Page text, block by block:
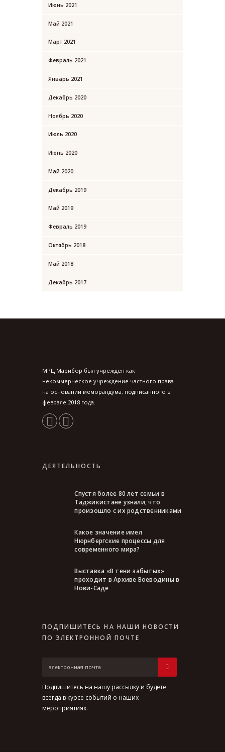
Июнь 2021
Май 2021
Март 2021
Февраль 2021
Январь 2021
Декабрь 2020
Ноябрь 2020
Июль 2020
Июнь 2020
Май 2020
Декабрь 2019
Май 2019
Февраль 2019
Октябрь 2018
Май 2018
Декабрь 2017
МРЦ Марибор был учреждён как
некоммерческое учреждение частного права
на основании меморандума, подписанного в
феврале 2018 года.
ДЕЯТЕЛЬНОСТЬ
Спустя более 80 лет семьи в
Таджикистане узнали, что
произошло с их родственниками
Какое значение имел
Нюрнбергские процессы для
современного мира?
Выставка «В тени забытых»
проходит в Архиве Воеводины в
Нови-Саде
ПОДПИШИТЕСЬ НА НАШИ НОВОСТИ
ПО ЭЛЕКТРОННОЙ ПОЧТЕ
Подпишитесь на нашу рассылку и будете
всегда в курсе событий о наших
мероприятиях.